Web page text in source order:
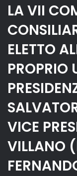
LA VII
ELETTO
PROPRIO
VICE
VILLANO